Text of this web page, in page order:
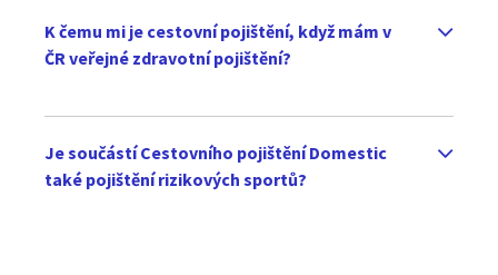
K čemu mi je cestovní pojištění, když mám v
ČR veřejné zdravotní pojištění?
Je součástí Cestovního pojištění Domestic
také pojištění rizikových sportů?